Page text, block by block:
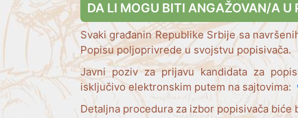
DA LI MOGU BITI ANGAŽOVAN/A
Svaki građanin Republike Srbije sa
Popisu poljoprivrede u svojstvu popisivača.
Javni poziv za prijavu kandidata za
isključivo elektronskim putem na sajtovima:
Detaljna procedura za izbor popisivača biće